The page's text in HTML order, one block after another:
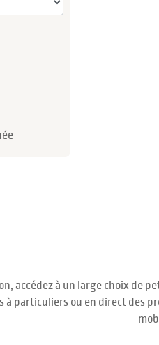
accédez à un large choix de
à particuliers ou en direct des